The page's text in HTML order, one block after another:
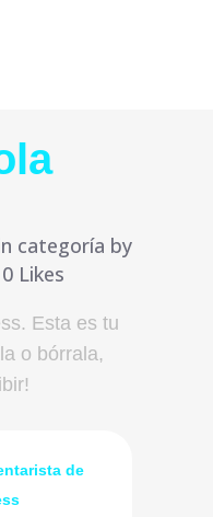
categoría by
0 Likes
Esta es tu
o bórrala,
de